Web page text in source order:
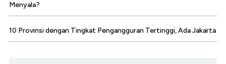
Menyala?
10 Provinsi dengan Tingkat Pengangguran Tertinggi, Ada Jakarta